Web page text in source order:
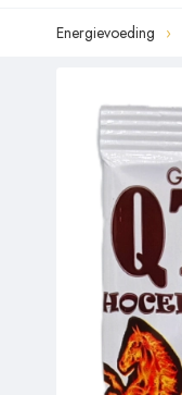
Energievoeding